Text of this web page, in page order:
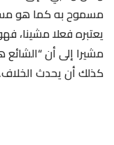
مسموح به كما هو
يعتبره فعلا مشينا،
مشيرا إلى أن
كذلك أن يحدث الخلاف.